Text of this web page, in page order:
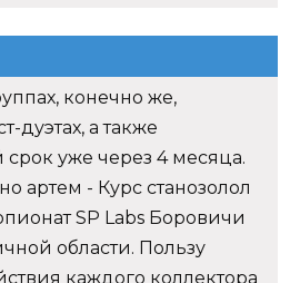
конечно же,
дуэтах, а также
срок уже через 4 месяца.
артем - Курс станозолол
SP Labs Боровичи
области. Пользу
каждого коллектора